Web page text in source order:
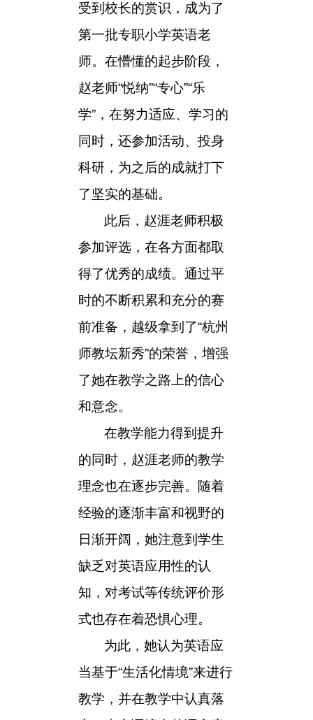
受到校长的赏识，成为了
第一批专职小学英语老
师。在懵懂的起步阶段，
赵老师“悦纳”“专心”“乐
学”，在努力适应、学习的
同时，还参加活动、投身
科研，为之后的成就打下
了坚实的基础。
此后，赵涯老师积极
参加评选，在各方面都取
得了优秀的成绩。通过平
时的不断积累和充分的赛
前准备，越级拿到了“杭州
师教坛新秀”的荣誉，增强
了她在教学之路上的信心
和意念。
在教学能力得到提升
的同时，赵涯老师的教学
理念也在逐步完善。随着
经验的逐渐丰富和视野的
日渐开阔，她注意到学生
缺乏对英语应用性的认
知，对考试等传统评价形
式也存在着恐惧心理。
为此，她认为英语应
当基于“生活化情境”来进行
教学，并在教学中认真落